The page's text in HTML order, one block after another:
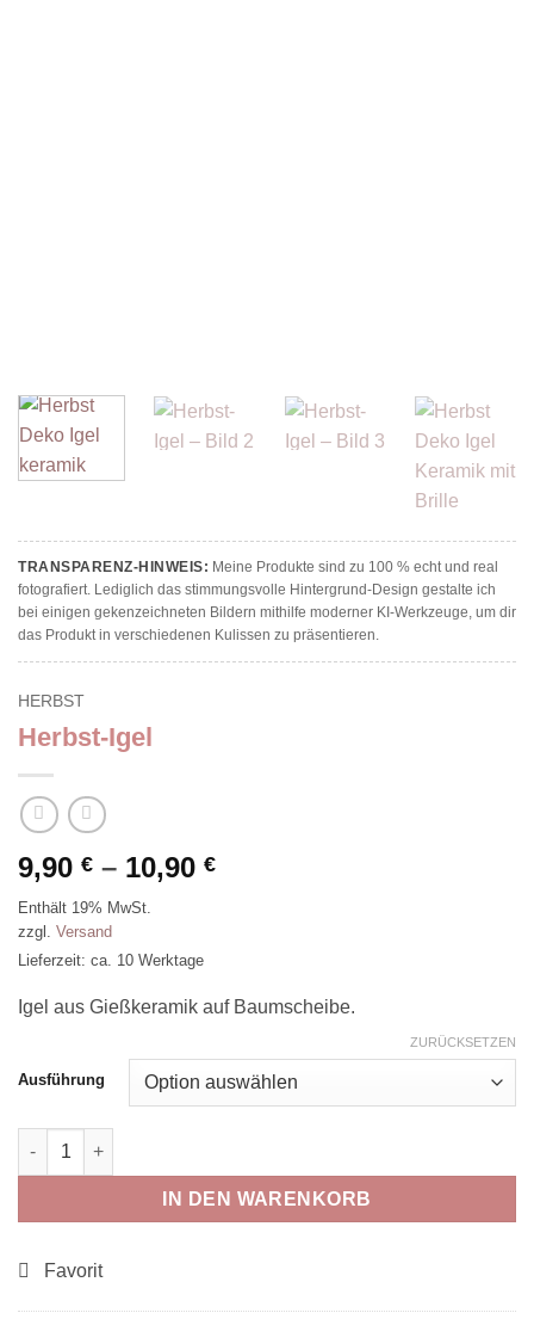
TRANSPARENZ-HINWEIS: Meine Produkte sind zu 100 % echt und real
fotografiert. Lediglich das stimmungsvolle Hintergrund-Design gestalte ich
bei einigen gekenzeichneten Bildern mithilfe moderner KI-Werkzeuge, um dir
das Produkt in verschiedenen Kulissen zu präsentieren.
HERBST
Herbst-Igel
9,90 € – 10,90 €Preisspanne:
Enthält 19% MwSt.
zzgl. Versand
Lieferzeit: ca. 10 Werktage
Igel aus Gießkeramik auf Baumscheibe.
Ausführung
ZURÜCKSETZEN
Herbst-Igel Menge
IN DEN WARENKORB